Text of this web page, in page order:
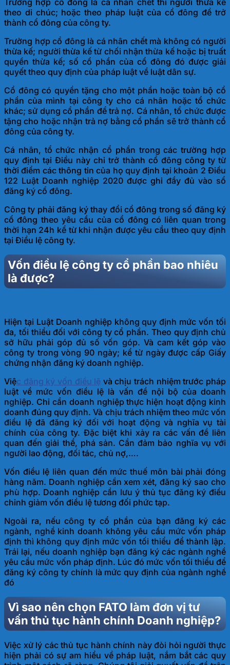
Trường hợp cổ đông là cá nhân chết thì người thừa kế
theo di chúc; hoặc theo pháp luật của cổ đông để trở
thành cổ đông của công ty.
Trường hợp cổ đông là cá nhân chết mà không có người
thừa kế; người thừa kế từ chối nhận thừa kế hoặc bị truất
quyền thừa kế; số cổ phần của cổ đông đó được giải
quyết theo quy định của pháp luật về luật dân sự.
Cổ đông có quyền tặng cho một phần hoặc toàn bộ cổ
phần của mình tại công ty cho cá nhân hoặc tổ chức
khác; sử dụng cổ phần để trả nợ. Cá nhân, tổ chức được
tặng cho hoặc nhận trả nợ bằng cổ phần sẽ trở thành cổ
đông của công ty.
Cá nhân, tổ chức nhận cổ phần trong các trường hợp
quy định tại Điều này chỉ trở thành cổ đông công ty từ
thời điểm các thông tin của họ quy định tại khoản 2 Điều
122 Luật Doanh nghiệp 2020 được ghi đầy đủ vào sổ
đăng ký cổ đông.
Công ty phải đăng ký thay đổi cổ đông trong số đăng ký
cổ đông theo yêu cầu của cổ đông có liên quan trong
thời hạn 24h kể từ khi nhận được yêu cầu theo quy định
tại Điều lệ công ty.
Vốn điều lệ công ty cổ phần bao nhiêu
là được?
Hiện tại Luật Doanh nghiệp không quy định mức vốn tối
đa, tối thiểu đối với công ty cổ phần. Theo quy định chủ
sở hữu phải góp đủ số vốn góp. Và cam kết góp vào
công ty trong vòng 90 ngày; kể từ ngày được cấp Giấy
chứng nhận đăng ký doanh nghiệp.
Việc đăng ký vốn điều lệ và chịu trách nhiệm trước pháp
luật về mức vốn điều lệ là vấn đề nội bộ của doanh
nghiệp. Chỉ cần doanh nghiệp thực hiện hoạt động kinh
doanh đúng quy định. Và chịu trách nhiệm theo mức vốn
điều lệ đã đăng ký đối với hoạt động và nghĩa vụ tài
chính của công ty. Đặc biệt khi xảy ra các vấn đề liên
quan đến giải thể, phá sản. Cần đảm bảo nghĩa vụ với
người lao động, đối tác, chủ nợ,….
Vốn điều lệ liên quan đến mức thuế môn bài phải đóng
hàng năm. Doanh nghiệp cần xem xét, đăng ký sao cho
phù hợp. Doanh nghiệp cần lưu ý thủ tục đăng ký điều
chỉnh giảm vốn điều lệ tương đối phức tạp.
Ngoài ra, nếu công ty cổ phần của bạn đăng ký các
ngành, nghề kinh doanh không yêu cầu mức vốn pháp
định thì không quy định mức vốn tối thiểu để thành lập.
Trái lại, nếu doanh nghiệp bạn đăng ký các ngành nghề
yêu cầu mức vốn pháp định. Lúc đó mức vốn tối thiểu để
đăng ký công ty chính là mức quy định của ngành nghề
đó
Vì sao nên chọn FATO làm đơn vị tư
vấn thủ tục hành chính Doanh nghiệp?
Việc xử lý các thủ tục hành chính này đòi hỏi người thực
hiện phải có sự am hiểu về pháp luật, nắm bắt các quy